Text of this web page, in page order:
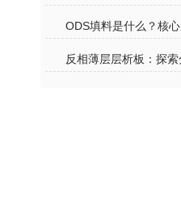
ODS填料是什么？核
反相薄层层析板：探